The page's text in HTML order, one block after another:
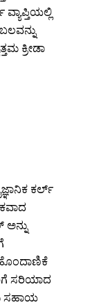
ಕ್ರೀಡಾ
ಕರ್ಲ್
ಸರಿಯಾದ
ಸಹಾಯ